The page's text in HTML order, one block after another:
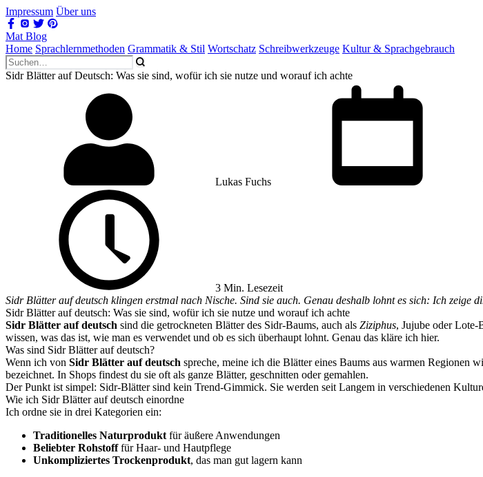
Impressum Über uns
Mat Blog
Home Sprachlernmethoden Grammatik & Stil Wortschatz Schreibwerkzeuge Kultur & Sprachgebrauch
Sidr Blätter auf Deutsch: Was sie sind, wofür ich sie nutze und worauf ich achte
Lukas Fuchs
3 Min. Lesezeit
Sidr Blätter auf deutsch klingen erstmal nach Nische. Sind sie auch. Genau deshalb lohnt es sich: Ich
Sidr Blätter auf deutsch: Was sie sind, wofür ich sie nutze und worauf ich achte
Sidr Blätter auf deutsch sind die getrockneten Blätter des Sidr-Baums, auch als Ziziphus, Jujube oder Lote-
wissen, was das ist, wie man es verwendet und ob es sich überhaupt lohnt. Genau das kläre ich hier.
Was sind Sidr Blätter auf deutsch?
Wenn ich von Sidr Blätter auf deutsch spreche, meine ich die Blätter eines Baums aus warmen Regionen
bezeichnet. In Shops findest du sie oft als ganze Blätter, geschnitten oder gemahlen.
Der Punkt ist simpel: Sidr-Blätter sind kein Trend-Gimmick. Sie werden seit Langem in verschiedenen
Wie ich Sidr Blätter auf deutsch einordne
Ich ordne sie in drei Kategorien ein:
Traditionelles Naturprodukt für äußere Anwendungen
Beliebter Rohstofffür Haar- und Hautpflege
Unkompliziertes Trockenprodukt, das man gut lagern kann